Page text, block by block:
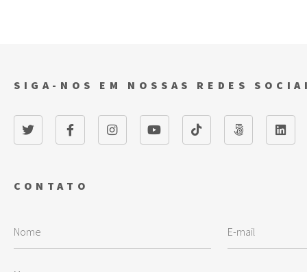
CONTATO
SIGA-NOS EM NOSSAS REDES